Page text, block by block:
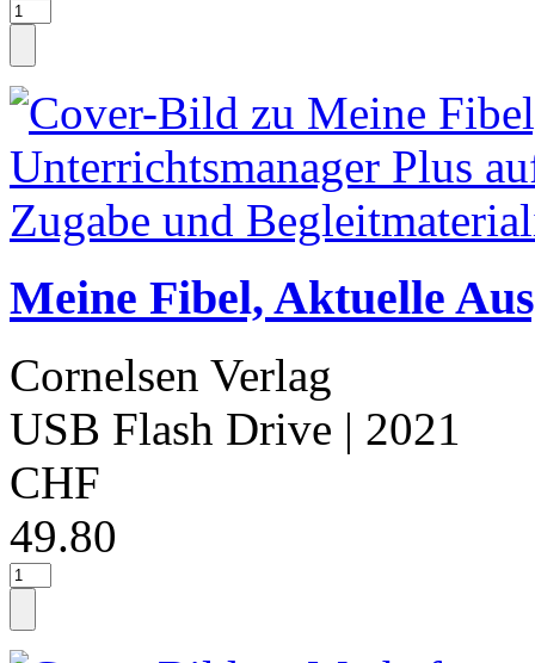
Meine Fibel, Aktuelle
Cornelsen Verlag
USB Flash Drive | 2021
CHF
49.80